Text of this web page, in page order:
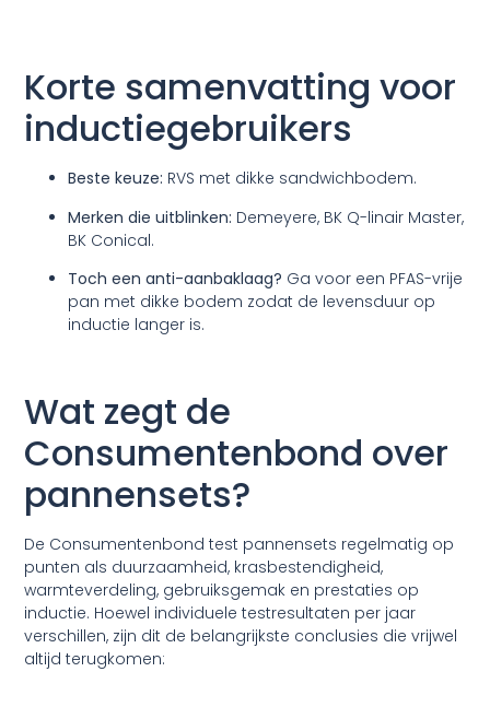
Korte samenvatting voor
inductiegebruikers
Beste keuze: RVS met dikke sandwichbodem.
Merken die uitblinken: Demeyere, BK Q-linair Master,
BK Conical.
Toch een anti-aanbaklaag? Ga voor een PFAS-vrije
pan met dikke bodem zodat de levensduur op
inductie langer is.
Wat zegt de
Consumentenbond over
pannensets?
De Consumentenbond test pannensets regelmatig op
punten als duurzaamheid, krasbestendigheid,
warmteverdeling, gebruiksgemak en prestaties op
inductie. Hoewel individuele testresultaten per jaar
verschillen, zijn dit de belangrijkste conclusies die vrijwel
altijd terugkomen: